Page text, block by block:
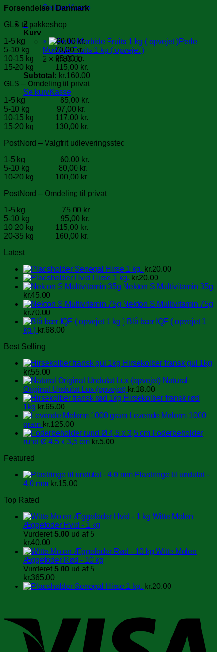
Se kurvKasse
2
Kurv
×
Perle
Morbide Fruits 1 kg ( opvejet )
2 × kr.80.00
Subtotal: kr.160.00
Se kurvKasse
Forsendelse i Danmark
GLS til pakkeshop
1-5 kg 60,00 kr.
5-10 kg 70,00 kr.
10-15 kg 95,00 kr.
15-20 kg 115,00 kr.
GLS – Omdeling til privat
1-5 kg 85,00 kr.
5-10 kg 97,00 kr.
10-15 kg 117,00 kr.
15-20 kg 130,00 kr.
PostNord – Valgfrit udleveringssted
1-5 kg 60,00 kr.
5-10 kg 80,00 kr.
10-20 kg 100,00 kr.
PostNord – Omdeling til privat
1-5 kg 75,00 kr.
5-10 kg 95,00 kr.
10-20 kg 115,00 kr.
20-35 kg 160,00 kr.
Latest
Senegal Hirse 1 kg. kr.20.00
Hvid Hirse 1 kg. kr.20.00
Nekton S Multivitamin 35g
kr.45.00
Nekton S Multivitamin 75g
kr.70.00
Blå bær IQF ( opvejet 1
kg ) kr.68.00
Best Selling
Hirsekolber fransk gul 1kg
kr.55.00
Natural
Original Undulat Lux (opvejet) kr.18.00
Hirsekolber fransk rød
1kg kr.65.00
Levende Melorm 1000
gram kr.125.00
Foderbeholder
rund Ø 4,5 x 3,5 cm kr.5.00
Featured
Plastringe til undulat -
4,0 mm kr.15.00
Top Rated
Witte Molen
Æggefoder Hvid - 1 kg
Vurderet 5.00 ud af 5
kr.40.00
Witte Molen
Æggefoder Rød - 10 kg
Vurderet 5.00 ud af 5
kr.365.00
Senegal Hirse 1 kg. kr.20.00